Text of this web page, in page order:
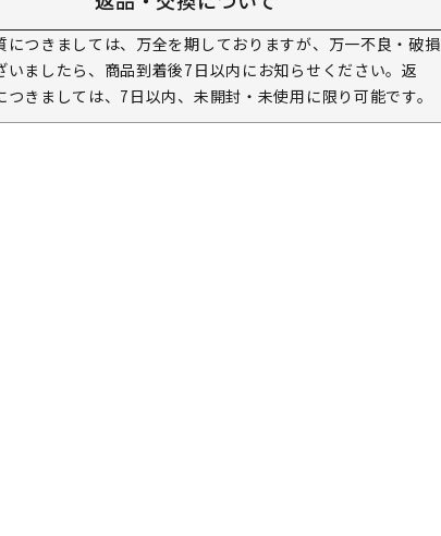
につきましては、万全を期しておりますが、万一不良・破損
いましたら、商品到着後7日以内にお知らせください。返
つきましては、7日以内、未開封・未使用に限り可能です。